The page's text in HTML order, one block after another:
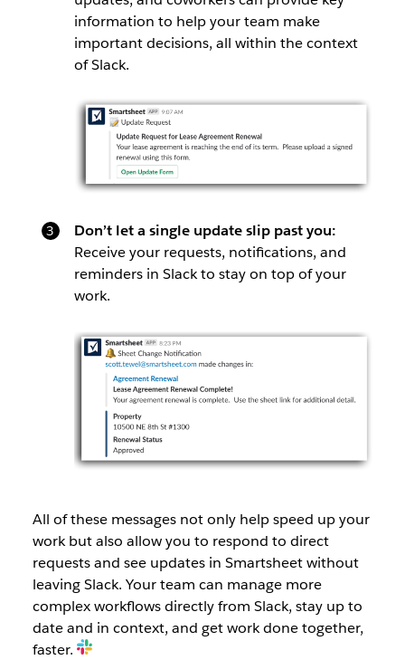
information to help your team make
important decisions, all within the context
of Slack.
Don’t let a single update slip past you:
Receive your requests, notifications, and
reminders in Slack to stay on top of your
work.
All of these messages not only help speed up your
work but also allow you to respond to direct
requests and see updates in Smartsheet without
leaving Slack. Your team can manage more
complex workflows directly from Slack, stay up to
date and in context, and get work done together,
faster.